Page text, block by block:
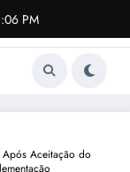
PM
Após Aceitação do